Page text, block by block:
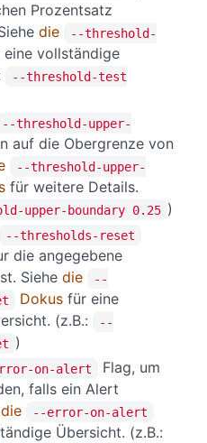
Prozentsatz
die
--threshold-
eine vollständige
--threshold-test
--threshold-upper-
auf die Obergrenze von
--threshold-upper-
für weitere Details.
upper-boundary 0.25 )
--thresholds-reset
die angegebene
Siehe die
--
Dokus für eine
(z.B.:
--
)
on-alert
Flag, um
falls ein Alert
die --error-on-alert
Übersicht. (z.B.: